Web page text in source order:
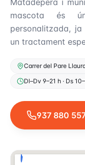
Matadepera i
mascota és
personalitzada,
un tractament
Carrer del Pare
Dl–Dv 9–21 h · Ds
937 880